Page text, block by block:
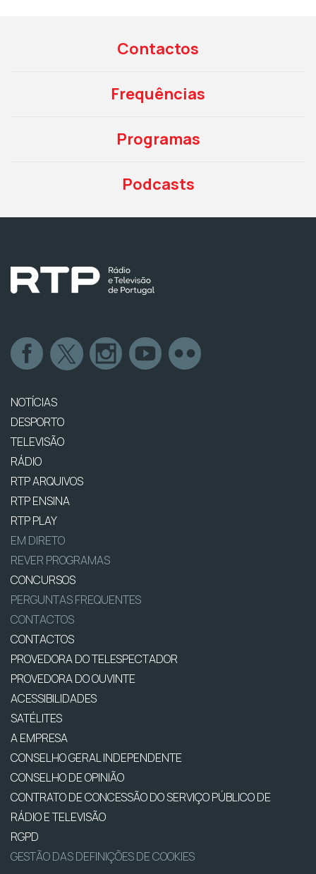
Contactos
Frequências
Programas
Podcasts
NOTÍCIAS
DESPORTO
TELEVISÃO
RÁDIO
RTP ARQUIVOS
RTP ENSINA
RTP PLAY
EM DIRETO
REVER PROGRAMAS
CONCURSOS
PERGUNTAS FREQUENTES
CONTACTOS
CONTACTOS
PROVEDORA DO TELESPECTADOR
PROVEDORA DO OUVINTE
ACESSIBILIDADES
SATÉLITES
A EMPRESA
CONSELHO GERAL INDEPENDENTE
CONSELHO DE OPINIÃO
CONTRATO DE CONCESSÃO DO SERVIÇO PÚBLICO DE
RÁDIO E TELEVISÃO
RGPD
GESTÃO DAS DEFINIÇÕES DE COOKIES